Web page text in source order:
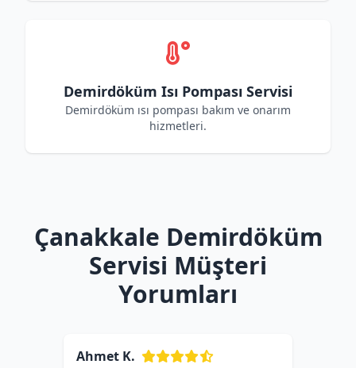
Demirdöküm Isı Pompası Servisi
Demirdöküm ısı pompası bakım ve onarım
hizmetleri.
Çanakkale Demirdöküm
Servisi Müşteri
Yorumları
Ahmet K.